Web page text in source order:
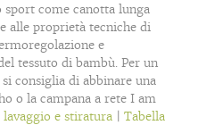
sport come canotta lunga
alle proprietà tecniche di
e
tessuto di bambù. Per un
consiglia di abbinare una
o la campana a rete I am
lavaggio e stiratura |Tabella